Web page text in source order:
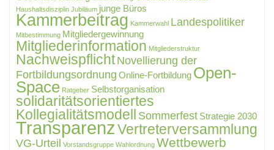
Haushaltsdisziplin Jubiläum junge Büros
Kammerbeitrag Kammerwahl Landespolitiker
Mitbestimmung Mitgliedergewinnung
Mitgliederinformation Mitgliederstruktur
NachweispflichtNovellierung der
Fortbildungsordnung Online-Fortbildung Open-
Space Ratgeber Selbstorganisation
solidaritätsorientiertes
Kollegialitätsmodell Sommerfest Strategie 2030
TransparenzVertreterversammlung
VG-Urteil Vorstandsgruppe Wahlordnung Wettbewerb